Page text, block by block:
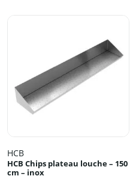
HCB
HCB Chips plateau louche – 150
cm – inox